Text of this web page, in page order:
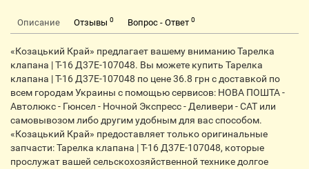
Описание Отзывы 0 Вопрос - Ответ 0
«Козацький Край» предлагает вашему вниманию Тарелка
клапана | Т-16 Д37Е-107048. Вы можете купить Тарелка
клапана | Т-16 Д37Е-107048 по цене 36.8 грн с доставкой по
всем городам Украины с помощью сервисов: НОВА ПОШТА -
Автолюкс - Гюнсел - Ночной Экспресс - Деливери - САТ или
самовывозом либо другим удобным для вас способом.
«Козацький Край» предоставляет только оригинальные
запчасти: Тарелка клапана | Т-16 Д37Е-107048, которые
прослужат вашей сельскохозяйственной технике долгое